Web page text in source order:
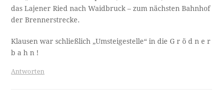
das Lajener Ried nach Waidbruck – zum nächsten Bahnhof
der Brennerstrecke.
Klausen war schließlich „Umsteigestelle“ in die G r ö d n e r
b a h n !
Antworten